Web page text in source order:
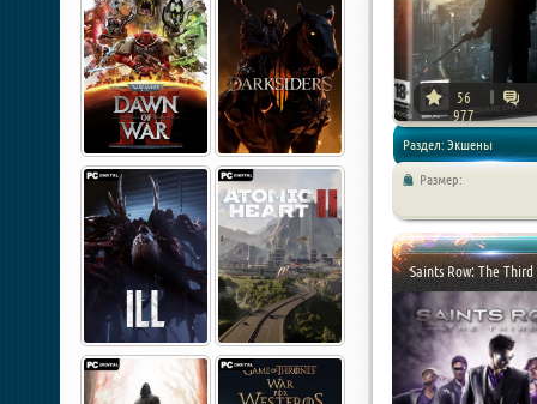
56
977
Раздел: Экшены
Размер:
Saints Row: The